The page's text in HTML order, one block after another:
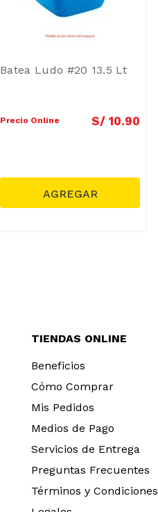
Batea Ludo #20 13.5 Lt
Precio Online S/ 10.90
TIENDAS ONLINE
Beneficios
Cómo Comprar
Mis Pedidos
Medios de Pago
Servicios de Entrega
Preguntas Frecuentes
Términos y Condiciones